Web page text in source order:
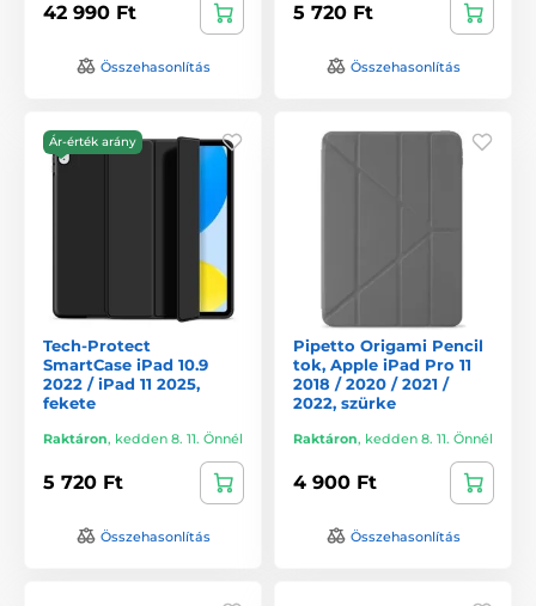
42 990 Ft
Összehasonlítás
5 720 Ft
Összehasonlítás
Ár-érték arány
Tech-Protect
SmartCase iPad 10.9
2022 / iPad 11 2025,
fekete
Raktáron, kedden 8. 11. Önnél
5 720 Ft
Összehasonlítás
Pipetto Origami Pencil
tok, Apple iPad Pro 11
2018 / 2020 / 2021 /
2022, szürke
Raktáron, kedden 8. 11. Önnél
4 900 Ft
Összehasonlítás